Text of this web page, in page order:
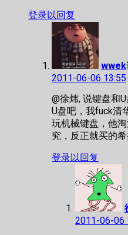
登录以回复
wwek
2011-06-06 13:55
@徐炜, 说键盘和
U盘吧，我fuck清
玩机械键盘，他
究，反正就买的
登录以回复
2011-06-06